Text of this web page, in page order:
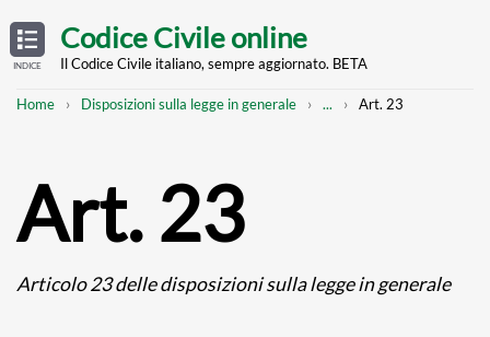
TABLE
OF
CONTENTS
INDICE
main
Codice Civile online
Il Codice Civile italiano, sempre aggiornato. BETA
Breadcrumb
Home Disposizioni sulla legge in generale
Mostra
... Art. 23
Art. 23
Articolo 23 delle disposizioni sulla legge in generale